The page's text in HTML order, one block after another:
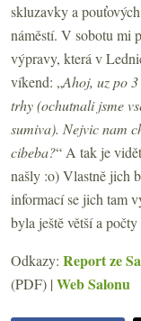
skluzavky a
náměstí. V sobotu mi
výpravy, která v
víkend: „Ahoj, uz po
trhy (ochutnali jsme
sumiva). Nejvic nam
cibeba?“ A tak je
našly :o) Vlastně jich
informací se jich tam
byla ještě větší a
Odkazy: Report ze
(PDF) | Web Salonu